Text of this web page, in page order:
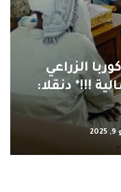
الزراعي
!!!* دنقلا: